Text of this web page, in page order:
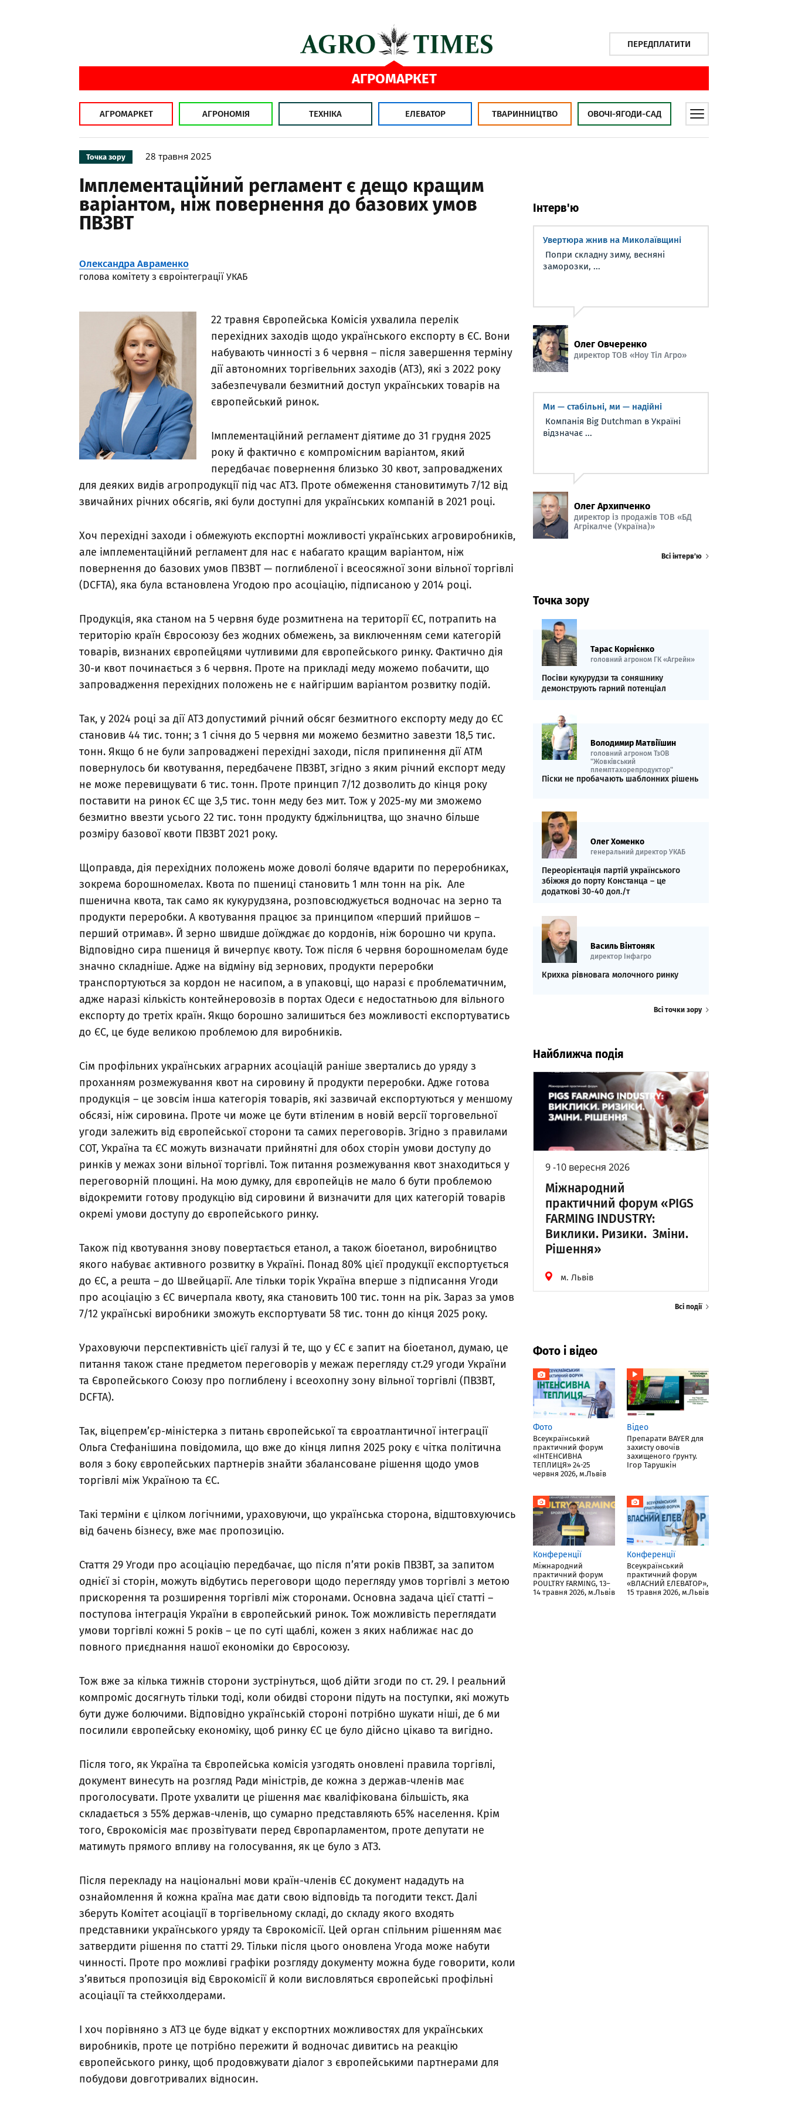
ПЕРЕДПЛАТИТИ
АГРОМАРКЕТ
АГРОМАРКЕТ АГРОНОМІЯ ТЕХНІКА ЕЛЕВАТОР ТВАРИННИЦТВО ОВОЧІ-ЯГОДИ-САД
Точка зору 28 травня 2025
Імплементаційний регламент є дещо кращим
варіантом, ніж повернення до базових умов
ПВЗВТ
Олександра Авраменко
голова комітету з євроінтеграції УКАБ
22 травня Європейська Комісія ухвалила перелік
перехідних заходів щодо українського експорту в ЄС. Вони
набувають чинності з 6 червня – після завершення терміну
дії автономних торгівельних заходів (АТЗ), які з 2022 року
забезпечували безмитний доступ українських товарів на
європейський ринок.
Імплементаційний регламент діятиме до 31 грудня 2025
року й фактично є компромісним варіантом, який
передбачає повернення близько 30 квот, запроваджених
для деяких видів агропродукції під час АТЗ. Проте обмеження становитимуть 7/12 від
звичайних річних обсягів, які були доступні для українських компаній в 2021 році.
Хоч перехідні заходи і обмежують експортні можливості українських агровиробників,
але імплементаційний регламент для нас є набагато кращим варіантом, ніж
повернення до базових умов ПВЗВТ — поглибленої і всеосяжної зони вільної торгівлі
(DCFTA), яка була встановлена Угодою про асоціацію, підписаною у 2014 році.
Продукція, яка станом на 5 червня буде розмитнена на території ЄС, потрапить на
територію країн Євросоюзу без жодних обмежень, за виключенням семи категорій
товарів, визнаних європейцями чутливими для європейського ринку. Фактично дія
30-и квот починається з 6 червня. Проте на прикладі меду можемо побачити, що
запровадження перехідних положень не є найгіршим варіантом розвитку подій.
Так, у 2024 році за дії АТЗ допустимий річний обсяг безмитного експорту меду до ЄС
становив 44 тис. тонн; з 1 січня до 5 червня ми можемо безмитно завезти 18,5 тис.
тонн. Якщо б не були запроваджені перехідні заходи, після припинення дії АТМ
повернулось би квотування, передбачене ПВЗВТ, згідно з яким річний експорт меду
не може перевищувати 6 тис. тонн. Проте принцип 7/12 дозволить до кінця року
поставити на ринок ЄС ще 3,5 тис. тонн меду без мит. Тож у 2025-му ми зможемо
безмитно ввезти усього 22 тис. тонн продукту бджільництва, що значно більше
розміру базової квоти ПВЗВТ 2021 року.
Щоправда, дія перехідних положень може доволі боляче вдарити по переробниках,
зокрема борошномелах. Квота по пшениці становить 1 млн тонн на рік. Але
пшенична квота, так само як кукурудзяна, розповсюджується водночас на зерно та
продукти переробки. А квотування працює за принципом «перший прийшов –
перший отримав». Й зерно швидше доїжджає до кордонів, ніж борошно чи крупа.
Відповідно сира пшениця й вичерпує квоту. Тож після 6 червня борошномелам буде
значно складніше. Адже на відміну від зернових, продукти переробки
транспортуються за кордон не насипом, а в упаковці, що наразі є проблематичним,
адже наразі кількість контейнеровозів в портах Одеси є недостатньою для вільного
експорту до третіх країн. Якщо борошно залишиться без можливості експортуватись
до ЄС, це буде великою проблемою для виробників.
Сім профільних українських аграрних асоціацій раніше звертались до уряду з
проханням розмежування квот на сировину й продукти переробки. Адже готова
продукція – це зовсім інша категорія товарів, які зазвичай експортуються у меншому
обсязі, ніж сировина. Проте чи може це бути втіленим в новій версії торговельної
угоди залежить від європейської сторони та самих переговорів. Згідно з правилами
СОТ, Україна та ЄС можуть визначати прийнятні для обох сторін умови доступу до
ринків у межах зони вільної торгівлі. Тож питання розмежування квот знаходиться у
переговорній площині. На мою думку, для європейців не мало б бути проблемою
відокремити готову продукцію від сировини й визначити для цих категорій товарів
окремі умови доступу до європейського ринку.
Також під квотування знову повертається етанол, а також біоетанол, виробництво
якого набуває активного розвитку в Україні. Понад 80% цієї продукції експортується
до ЄС, а решта – до Швейцарії. Але тільки торік Україна вперше з підписання Угоди
про асоціацію з ЄС вичерпала квоту, яка становить 100 тис. тонн на рік. Зараз за умов
7/12 українські виробники зможуть експортувати 58 тис. тонн до кінця 2025 року.
Ураховуючи перспективність цієї галузі й те, що у ЄС є запит на біоетанол, думаю, це
питання також стане предметом переговорів у межаж перегляду ст.29 угоди України
та Європейського Союзу про поглиблену і всеохопну зону вільної торгівлі (ПВЗВТ,
DCFTA).
Так, віцепрем’єр-міністерка з питань європейської та євроатлантичної інтеграції
Ольга Стефанішина повідомила, що вже до кінця липня 2025 року є чітка політична
воля з боку європейських партнерів знайти збалансоване рішення щодо умов
торгівлі між Україною та ЄС.
Такі терміни є цілком логічними, ураховуючи, що українська сторона, відштовхуючись
від бачень бізнесу, вже має пропозицію.
Стаття 29 Угоди про асоціацію передбачає, що після п’яти років ПВЗВТ, за запитом
однієї зі сторін, можуть відбутись переговори щодо перегляду умов торгівлі з метою
прискорення та розширення торгівлі між сторонами. Основна задача цієї статті –
поступова інтеграція України в європейський ринок. Тож можливість переглядати
умови торгівлі кожні 5 років – це по суті щаблі, кожен з яких наближає нас до
повного приєднання нашої економіки до Євросоюзу.
Тож вже за кілька тижнів сторони зустрінуться, щоб дійти згоди по ст. 29. І реальний
компроміс досягнуть тільки тоді, коли обидві сторони підуть на поступки, які можуть
бути дуже болючими. Відповідно українській стороні потрібно шукати ніші, де б ми
посилили європейську економіку, щоб ринку ЄС це було дійсно цікаво та вигідно.
Після того, як Україна та Європейська комісія узгодять оновлені правила торгівлі,
документ винесуть на розгляд Ради міністрів, де кожна з держав-членів має
проголосувати. Проте ухвалити це рішення має кваліфікована більшість, яка
складається з 55% держав-членів, що сумарно представляють 65% населення. Крім
того, Єврокомісія має прозвітувати перед Європарламентом, проте депутати не
матимуть прямого впливу на голосування, як це було з АТЗ.
Після перекладу на національні мови країн-членів ЄС документ нададуть на
ознайомлення й кожна країна має дати свою відповідь та погодити текст. Далі
зберуть Комітет асоціації в торгівельному складі, до складу якого входять
представники українського уряду та Єврокомісії. Цей орган спільним рішенням має
затвердити рішення по статті 29. Тільки після цього оновлена Угода може набути
чинності. Проте про можливі графіки розгляду документу можна буде говорити, коли
з’явиться пропозиція від Єврокомісії й коли висловляться європейські профільні
асоціації та стейкхолдерами.
І хоч порівняно з АТЗ це буде відкат у експортних можливостях для українських
виробників, проте це потрібно пережити й водночас дивитись на реакцію
європейського ринку, щоб продовжувати діалог з європейськими партнерами для
побудови довготривалих відносин.
Інтерв'ю
Увертюра жнив на Миколаївщині
Попри складну зиму, весняні
заморозки, ...
Олег Овчеренко
директор ТОВ «Ноу Тіл Агро»
Ми — стабільні, ми — надійні
Компанія Big Dutchman в Україні
відзначає ...
Олег Архипченко
директор із продажів ТОВ «БД
Агрікалче (Україна)»
Всі інтерв’ю
Точка зору
Тарас Корнієнко
головний агроном ГК «Агрейн»
Посіви кукурудзи та соняшнику
демонструють гарний потенціал
Володимир Матвіїшин
головний агроном ТзОВ
"Жовківський
племптахорепродуктор"
Піски не пробачають шаблонних рішень
Олег Хоменко
генеральний директор УКАБ
Переорієнтація партій українського
збіжжя до порту Констанца – це
додаткові 30-40 дол./т
Василь Вінтоняк
директор Інфагро
Крихка рівновага молочного ринку
Всі точки зору
Найближча подія
9 -10 вересня 2026
Міжнародний
практичний форум «PIGS
FARMING INDUSTRY:
Виклики. Ризики. Зміни.
Рішення»
м. Львів
Всі події
Фото і відео
Фото
Всеукраїнський
практичний форум
«ІНТЕНСИВНА
ТЕПЛИЦЯ» 24-25
червня 2026, м.Львів
Відео
Препарати BAYER для
захисту овочів
захищеного ґрунту.
Ігор Тарушкін
Конференції
Міжнародний
практичний форум
POULTRY FARMING, 13–
14 травня 2026, м.Львів
Конференції
Всеукраїнський
практичний форум
«ВЛАСНИЙ ЕЛЕВАТОР»,
15 травня 2026, м.Львів